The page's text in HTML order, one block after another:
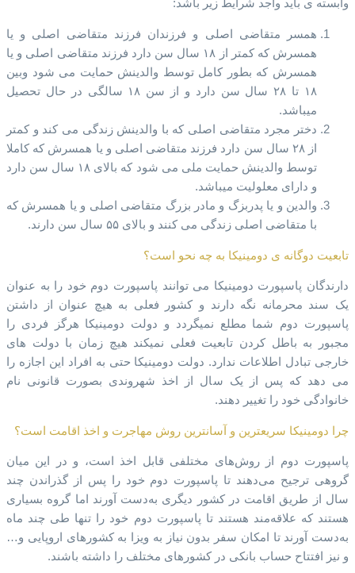
وابسته ی باید واجد شرایط زیر باشد:
همسر متقاضی اصلی و فرزندان فرزند متقاضی اصلی و یا
همسرش که کمتر از ۱۸ سال سن دارد فرزند متقاضی اصلی و یا
همسرش که بطور کامل توسط والدینش حمایت می شود وبین
۱۸ تا ۲۸ سال سن دارد و از سن ۱۸ سالگی در حال تحصیل
میباشد.
دختر مجرد متقاضی اصلی که با والدینش زندگی می کند و کمتر
از ۲۸ سال سن دارد فرزند متقاضی اصلی و یا همسرش که کاملا
توسط والدینش حمایت ملی می شود که بالای ۱۸ سال سن دارد
و دارای معلولیت میباشد.
والدین و یا پدربزگ و مادر بزرگ متقاضی اصلی و یا همسرش که
با متقاضی اصلی زندگی می کنند و بالای ۵۵ سال سن دارند.
تابعیت دوگانه ی دومینیکا به چه نحو است؟
دارندگان پاسپورت دومینیکا می توانند پاسپورت دوم خود را به عنوان
یک سند محرمانه نگه دارند و کشور فعلی به هیچ عنوان از داشتن
پاسپورت دوم شما مطلع نمیگردد و دولت دومینیکا هرگز فردی را
مجبور به باطل کردن تابعیت فعلی نمیکند هیچ زمان با دولت های
خارجی تبادل اطلاعات ندارد. دولت دومینیکا حتی به افراد این اجازه را
می دهد که پس از یک سال از اخذ شهروندی بصورت قانونی نام
خانوادگی خود را تغییر دهند.
چرا دومینیکا سریعترین و آسانترین روش مهاجرت و اخذ اقامت است؟
پاسپورت دوم از روش‌های مختلفی قابل اخذ است، و در این میان
گروهی ترجیح می‌دهند تا پاسپورت دوم خود را پس از گذراندن چند
سال از طریق اقامت در کشور دیگری به‌دست آورند اما گروه بسیاری
هستند که علاقه‌مند هستند تا پاسپورت دوم خود را تنها طی چند ماه
به‌دست آورند تا امکان سفر بدون نیاز به ویزا به کشورهای اروپایی و…
و نیز افتتاح حساب بانکی در کشورهای مختلف را داشته باشند.